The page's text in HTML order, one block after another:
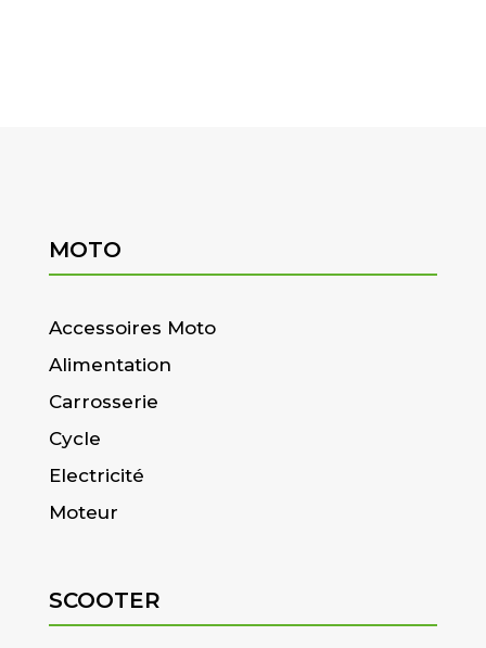
MOTO
Accessoires Moto
Alimentation
Carrosserie
Cycle
Electricité
Moteur
SCOOTER